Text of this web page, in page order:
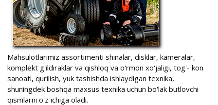
Mahsulotlarimiz assortimenti shinalar, disklar, kameralar,
komplekt g'ildiraklar va qishloq va o'rmon xo'jaligi, tog'- kon
sanoati, qurilish, yuk tashishda ishlaydigan texnika,
shuningdek boshqa maxsus texnika uchun bo'lak butlovchi
qismlarni o'z ichiga oladi.